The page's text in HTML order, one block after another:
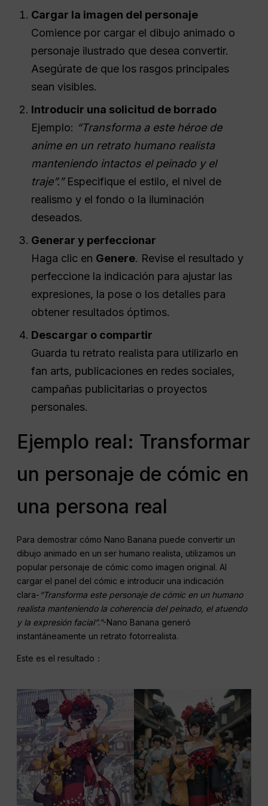
Cargar la imagen del personaje
Comience por cargar el dibujo animado o
personaje ilustrado que desea convertir.
Asegúrate de que los rasgos principales
sean visibles.
Introducir una solicitud de borrado
Ejemplo: “Transforma a este héroe de
anime en un retrato humano realista
manteniendo intactos el peinado y el
traje”.”Especifique el estilo, el nivel de
realismo y el fondo o la iluminación
deseados.
Generar y perfeccionar
Haga clic en Genere. Revise el resultado y
perfeccione la indicación para ajustar las
expresiones, la pose o los detalles para
obtener resultados óptimos.
Descargar o compartir
Guarda tu retrato realista para utilizarlo en
fan arts, publicaciones en redes sociales,
campañas publicitarias o proyectos
personales.
Ejemplo real: Transformar
un personaje de cómic en
una persona real
Para demostrar cómo Nano Banana puede convertir un
dibujo animado en un ser humano realista, utilizamos un
popular personaje de cómic como imagen original. Al
cargar el panel del cómic e introducir una indicación
clara- “Transforma este personaje de cómic en un humano
realista manteniendo la coherencia del peinado, el atuendo
y la expresión facial”.”-Nano Banana generó
instantáneamente un retrato fotorrealista.
Este es el resultado：